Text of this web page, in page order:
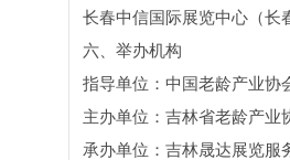
长春中信国际展览中心（长
六、举办机构
指导单位：中国老龄产业协
主办单位：吉林省老龄产业
承办单位：吉林晟达展览服